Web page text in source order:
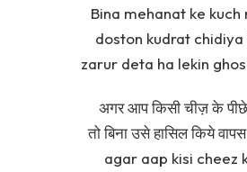
Bina mehanat ke kuch
doston kudrat chidiya
zarur deta ha lekin
अगर आप किसी चीज़ के पीछे
तो बिना उसे हासिल किये
agar aap kisi cheez